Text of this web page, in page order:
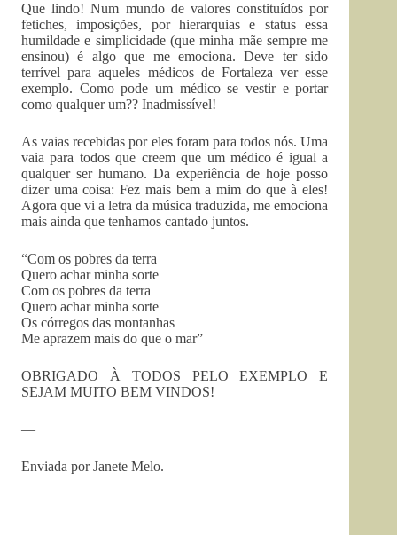
Que lindo! Num mundo de valores constituídos por
fetiches, imposições, por hierarquias e status essa
humildade e simplicidade (que minha mãe sempre me
ensinou) é algo que me emociona. Deve ter sido
terrível para aqueles médicos de Fortaleza ver esse
exemplo. Como pode um médico se vestir e portar
como qualquer um?? Inadmissível!
As vaias recebidas por eles foram para todos nós. Uma
vaia para todos que creem que um médico é igual a
qualquer ser humano. Da experiência de hoje posso
dizer uma coisa: Fez mais bem a mim do que à eles!
Agora que vi a letra da música traduzida, me emociona
mais ainda que tenhamos cantado juntos.
“Com os pobres da terra
Quero achar minha sorte
Com os pobres da terra
Quero achar minha sorte
Os córregos das montanhas
Me aprazem mais do que o mar”
OBRIGADO À TODOS PELO EXEMPLO E
SEJAM MUITO BEM VINDOS!
—
Enviada por Janete Melo.